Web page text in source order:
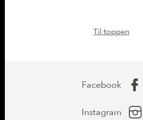
Til toppen
Facebook
Instagram